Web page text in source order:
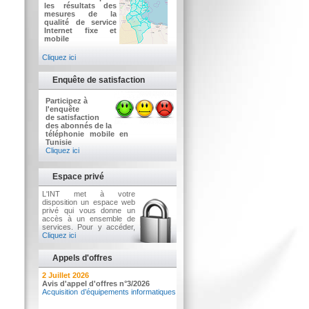
les résultats des
mesures de la
qualité de service
Internet fixe et
mobile
Cliquez ici
Enquête de satisfaction
Participez à
l'enquête
de satisfaction
des abonnés de la
téléphonie mobile en
Tunisie
Cliquez ici
Espace privé
L'INT met à votre
disposition un espace web
privé qui vous donne un
accès à un ensemble de
services. Pour y accéder,
Cliquez ici
Appels d'offres
7 Août 2026
Résultat de vente de voitures sous
pli fermé n°01/2026
2 Juillet 2026
Avis d'appel d'offres n°3/2026
Acquisition d’équipements informatiques